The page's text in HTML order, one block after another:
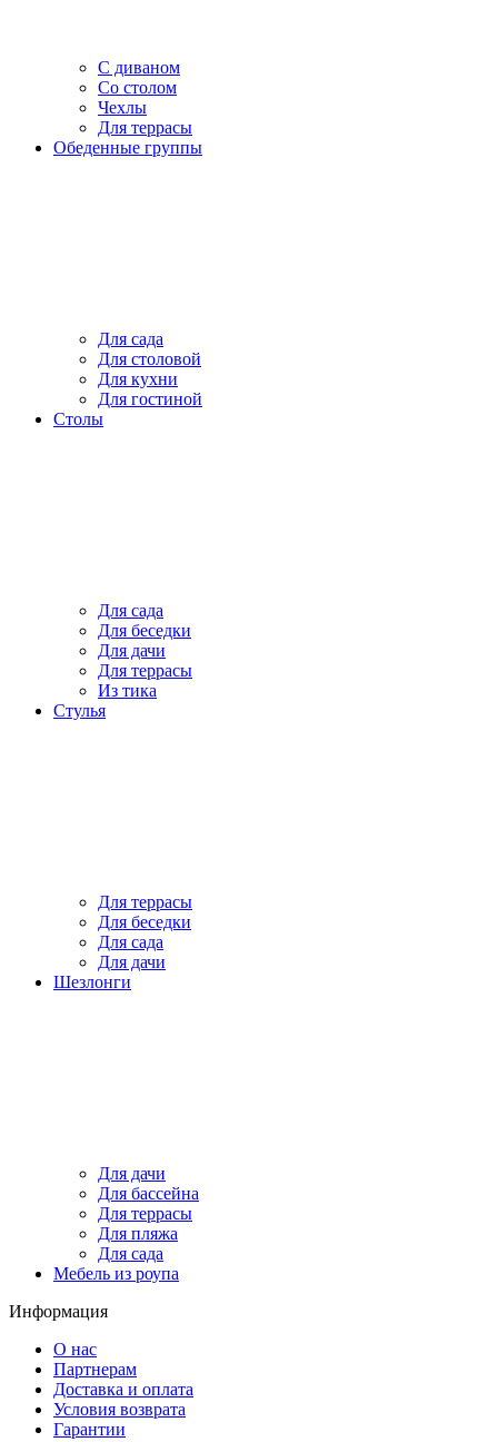
С диваном
Со столом
Чехлы
Для террасы
Обеденные группы
Для сада
Для столовой
Для кухни
Для гостиной
Столы
Для сада
Для беседки
Для дачи
Для террасы
Из тика
Стулья
Для террасы
Для беседки
Для сада
Для дачи
Шезлонги
Для дачи
Для бассейна
Для террасы
Для пляжа
Для сада
Мебель из роупа
Информация
О нас
Партнерам
Доставка и оплата
Условия возврата
Гарантии